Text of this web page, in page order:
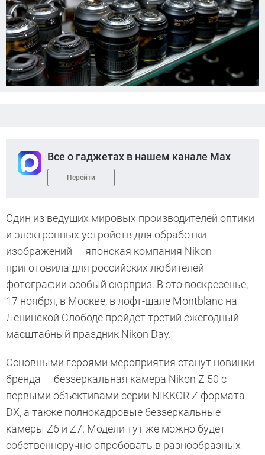
Все о гаджетах в нашем канале Max
Перейти
Один из ведущих мировых производителей оптики
и электронных устройств для обработки
изображений — японская компания Nikon —
приготовила для российских любителей
фотографии особый сюрприз. В это воскресенье,
17 ноября, в Москве, в лофт-шале Montblanc на
Ленинской Слободе пройдет третий ежегодный
масштабный праздник Nikon Day.
Основными героями мероприятия станут новинки
бренда — беззеркальная камера Nikon Z 50 с
первыми объективами серии NIKKOR Z формата
DX, а также полнокадровые беззеркальные
камеры Z6 и Z7. Модели тут же можно будет
собственноручно опробовать в разнообразных